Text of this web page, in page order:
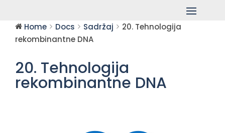
Home Docs Sadržaj
20. Tehnologija
rekombinantne DNA
20. Tehnologija
rekombinantne DNA